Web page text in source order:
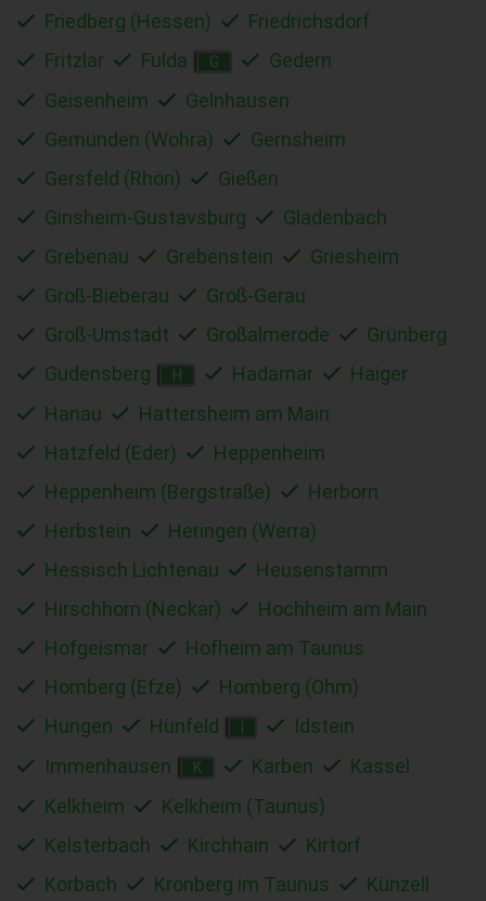
Friedberg (Hessen)
Friedrichsdorf
Fritzlar
Fulda G
Gedern
Geisenheim
Gelnhausen
Gemünden (Wohra)
Gernsheim
Gersfeld (Rhön)
Gießen
Ginsheim-Gustavsburg
Gladenbach
Grebenau
Grebenstein
Griesheim
Groß-Bieberau
Groß-Gerau
Groß-Umstadt
Großalmerode
Grünberg
Gudensberg
H Hadamar
Haiger
Hanau
Hattersheim am Main
Hatzfeld (Eder)
Heppenheim
Heppenheim (Bergstraße)
Herborn
Herbstein
Heringen (Werra)
Hessisch Lichtenau
Heusenstamm
Hirschhorn (Neckar)
Hochheim am Main
Hofgeismar
Hofheim am Taunus
Homberg (Efze)
Homberg (Ohm)
Hungen
Hünfeld
Idstein
Immenhausen
K Karben
Kassel
Kelkheim
Kelkheim (Taunus)
Kelsterbach
Kirchhain
Kirtorf
Korbach
Kronberg im Taunus
Künzell